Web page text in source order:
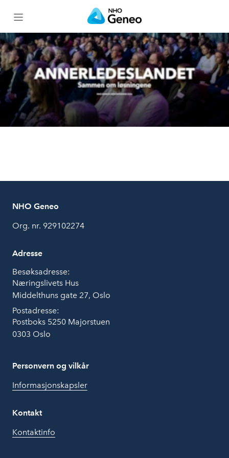
Forside
Påmelding
Program
NHO Geneo
Org. nr. 929102274
Adresse
Besøksadresse:
Næringslivets Hus
Middelthuns gate 27, Oslo
Postadresse:
Postboks 5250 Majorstuen
0303 Oslo
Personvern og vilkår
Informasjonskapsler
Kontakt
Kontaktinfo